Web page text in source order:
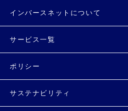
インバースネットについて
サービス一覧
ポリシー
サステナビリティ